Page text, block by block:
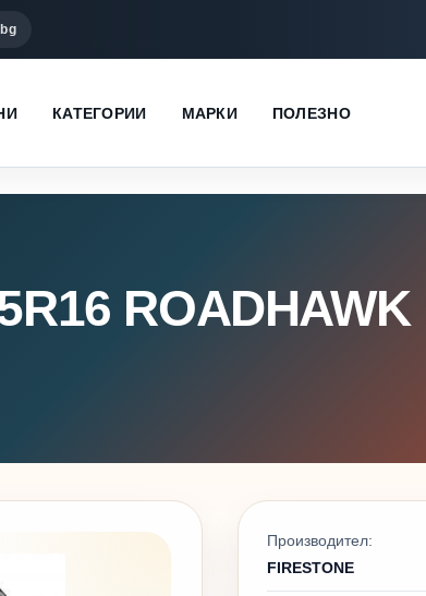
КАТЕГОРИИ МАРКИ ПОЛЕЗНО
ROADHAWK
Производител:
FIRESTONE